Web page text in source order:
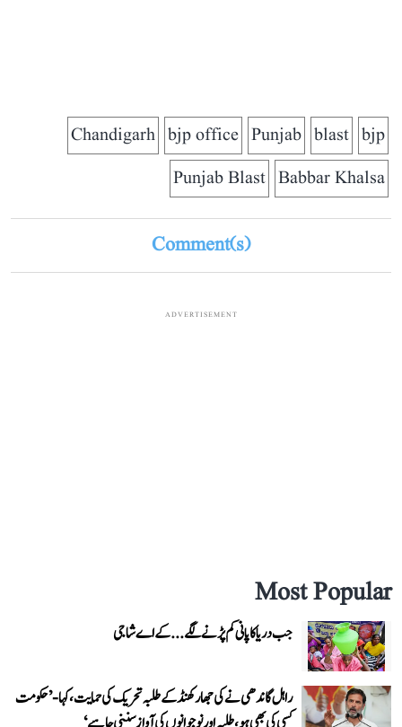
bjp
blast
Punjab
bjp office
Chandigarh
Babbar Khalsa
Punjab Blast
Comment(s)
ADVERTISEMENT
Most Popular
جب دریا کا پانی کم پڑنے لگے...کے اے شاجی
راہل گاندھی نے کی جھارکھنڈ کے طلبہ تحریک کی حمایت، کہا- ’حکومت